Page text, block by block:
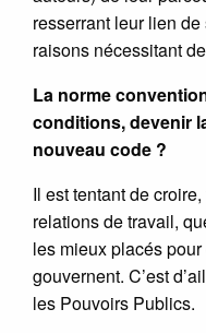
resserrant leur lien
raisons nécessitant
La norme
conditions, devenir
nouveau code ?
Il est tentant de
relations de travail,
les mieux placés
gouvernent. C’est
les Pouvoirs Publics.